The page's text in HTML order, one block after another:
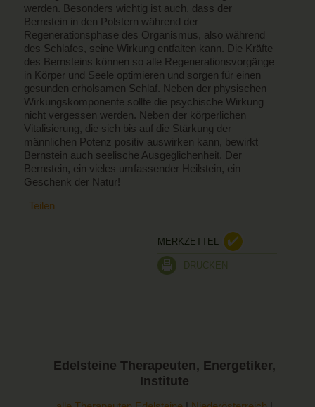
werden. Besonders wichtig ist auch, dass der
Bernstein in den Polstern während der
Regenerationsphase des Organismus, also während
des Schlafes, seine Wirkung entfalten kann. Die Kräfte
des Bernsteins können so alle Regenerationsvorgänge
in Körper und Seele optimieren und sorgen für einen
gesunden erholsamen Schlaf. Neben der physischen
Wirkungskomponente sollte die psychische Wirkung
nicht vergessen werden. Neben der körperlichen
Vitalisierung, die sich bis auf die Stärkung der
männlichen Potenz positiv auswirken kann, bewirkt
Bernstein auch seelische Ausgeglichenheit. Der
Bernstein, ein vieles umfassender Heilstein, ein
Geschenk der Natur!
Teilen
MERKZETTEL
DRUCKEN
Edelsteine Therapeuten, Energetiker,
Institute